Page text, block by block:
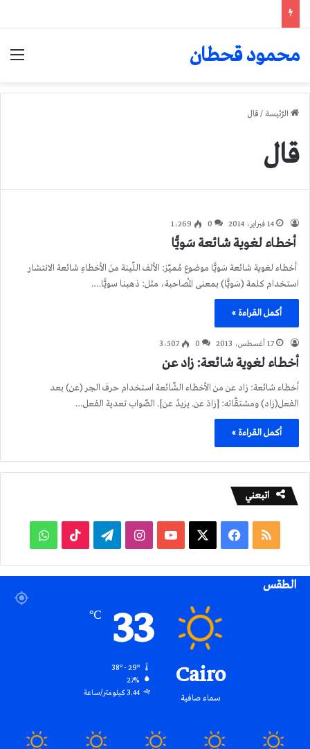
محمود قحطان
الرّئيسة /قال
قال
14 فبراير، 2014 0 1٬269
أخطاء لغوية شائعة سَويًّا
أخطاء لغوية شائعة سَويًّا موضوع مُميّز: الألف اللّينة منَ الأخطاءِ شائعة الانتشار
استخدام كلمة (سَويًّا) بمعنى المُصاحبة، مثل: ذهبنا سويًّا.…
أكمل القراءة »
17 أغسطس، 2013 0 3٬507
أخطاء لغوية شائعة: زاد عن
أخطاء شائعة: زاد عن من الأخطاء الشّائعة استخدام حرف الجر (عن) بعد
الفعل(زاد) ومشتقّاته: [زادَ عن. يزيدُ عن]. الصّواب تعدية الفعل…
أكمل القراءة »
اتبعني
ملخص
الموقع
فيسبوك ‫YouTubeانستقرامتيلقرام ‫TikTokواتساب
الطقس
Cairo
سماء صافية
33
℃
27%
3.44 كيلومتر/ساعة